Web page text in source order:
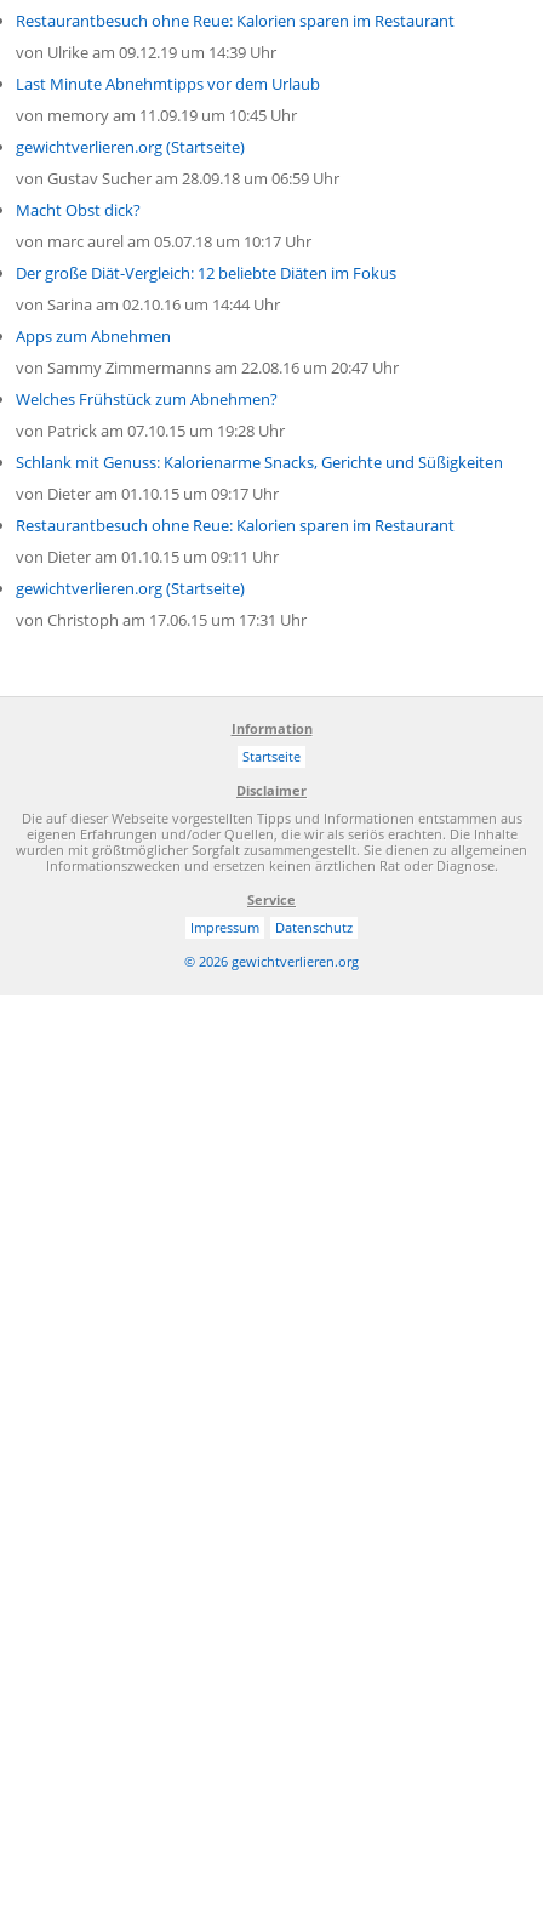
Restaurantbesuch ohne Reue: Kalorien sparen im Restaurant
von Ulrikeam 09.12.19 um 14:39 Uhr
Last Minute Abnehmtipps vor dem Urlaub
von memoryam 11.09.19 um 10:45 Uhr
gewichtverlieren.org (Startseite)
von Gustav Sucheram 28.09.18 um 06:59 Uhr
Macht Obst dick?
von marc aurelam 05.07.18 um 10:17 Uhr
Der große Diät-Vergleich: 12 beliebte Diäten im Fokus
von Sarinaam 02.10.16 um 14:44 Uhr
Apps zum Abnehmen
von Sammy Zimmermannsam 22.08.16 um 20:47 Uhr
Welches Frühstück zum Abnehmen?
von Patrickam 07.10.15 um 19:28 Uhr
Schlank mit Genuss: Kalorienarme Snacks, Gerichte und Süßigkeiten
von Dieteram 01.10.15 um 09:17 Uhr
Restaurantbesuch ohne Reue: Kalorien sparen im Restaurant
von Dieteram 01.10.15 um 09:11 Uhr
gewichtverlieren.org (Startseite)
von Christoph am 17.06.15 um 17:31 Uhr
Information
Startseite
Disclaimer
Die auf dieser Webseite vorgestellten Tipps und Informationen entstammen aus
eigenen Erfahrungen und/oder Quellen, die wir als seriös erachten. Die Inhalte
wurden mit größtmöglicher Sorgfalt zusammengestellt. Sie dienen zu allgemeinen
Informationszwecken und ersetzen keinen ärztlichen Rat oder Diagnose.
Service
Impressum
Datenschutz
© 2026 gewichtverlieren.org